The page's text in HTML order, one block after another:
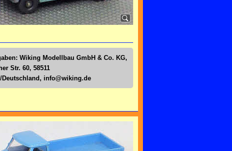
Wiking Modellbau GmbH & Co. KG,
Str. 60, 58511
info@wiking.de